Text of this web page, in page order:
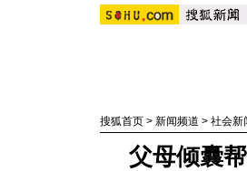
搜狐首页 > 新闻频道 > 社会新
父母倾囊